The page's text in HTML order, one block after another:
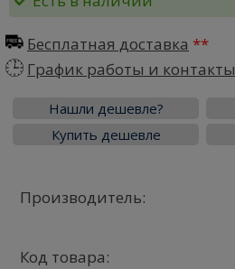
Бесплатная доставка
График работы и контакты
Нашли дешевле?
Купить дешевле
Производитель:
Код товара: